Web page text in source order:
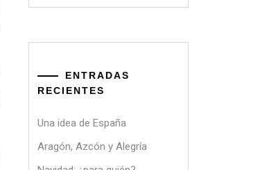
ENTRADAS
RECIENTES
Una idea de España
Aragón, Azcón y Alegría